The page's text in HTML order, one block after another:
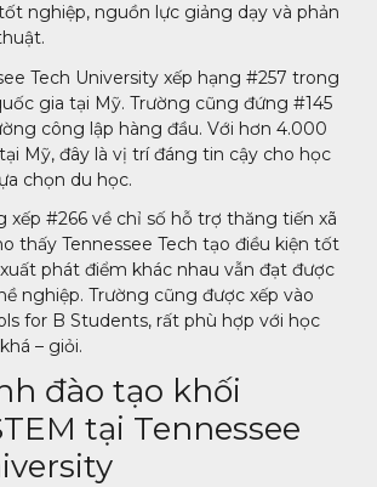
nghiệp, nguồn lực giảng dạy và phản
Tech University xếp hạng #257 trong
gia tại Mỹ. Trường cũng đứng #145
công lập hàng đầu. Với hơn 4.000
Mỹ, đây là vị trí đáng tin cậy cho học
chọn du học.
xếp #266 về chỉ số hỗ trợ thăng tiến xã
thấy Tennessee Tech tạo điều kiện tốt
phát điểm khác nhau vẫn đạt được
nghiệp. Trường cũng được xếp vào
for B Students, rất phù hợp với học
– giỏi.
đào tạo khối
tại Tennessee